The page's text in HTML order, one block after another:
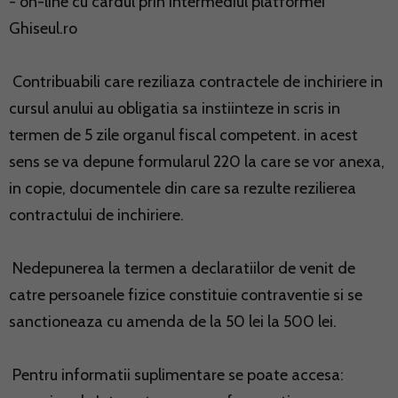
Ghiseul.ro
Contribuabili care reziliaza contractele de inchiriere in
cursul anului au obligatia sa instiinteze in scris in
termen de 5 zile organul fiscal competent. in acest
sens se va depune formularul 220 la care se vor anexa,
in copie, documentele din care sa rezulte rezilierea
contractului de inchiriere.
Nedepunerea la termen a declaratiilor de venit de
catre persoanele fizice constituie contraventie si se
sanctioneaza cu amenda de la 50 lei la 500 lei.
Pentru informatii suplimentare se poate accesa: